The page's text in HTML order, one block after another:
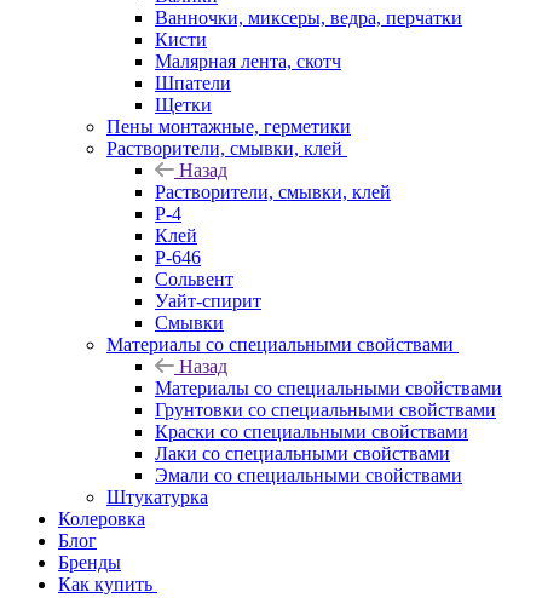
Ванночки, миксеры, ведра, перчатки
Кисти
Малярная лента, скотч
Шпатели
Щетки
Пены монтажные, герметики
Растворители, смывки, клей
Назад
Растворители, смывки, клей
Р-4
Клей
Р-646
Сольвент
Уайт-спирит
Смывки
Материалы со специальными свойствами
Назад
Материалы со специальными свойствами
Грунтовки со специальными свойствами
Краски со специальными свойствами
Лаки со специальными свойствами
Эмали со специальными свойствами
Штукатурка
Колеровка
Блог
Бренды
Как купить